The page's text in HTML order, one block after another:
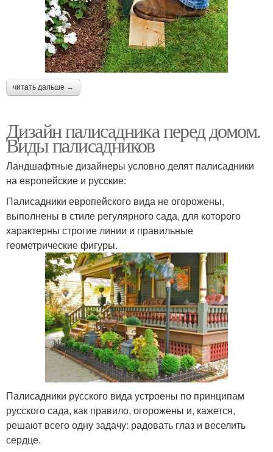
читать дальше →
Дизайн палисадника перед домом.
Виды палисадников
Ландшафтные дизайнеры условно делят палисадники
на европейские и русские:
Палисадники европейского вида не огорожены,
выполнены в стиле регулярного сада, для которого
характерны строгие линии и правильные
геометрические фигуры.
Палисадники русского вида устроены по принципам
русского сада, как правило, огорожены и, кажется,
решают всего одну задачу: радовать глаз и веселить
сердце.